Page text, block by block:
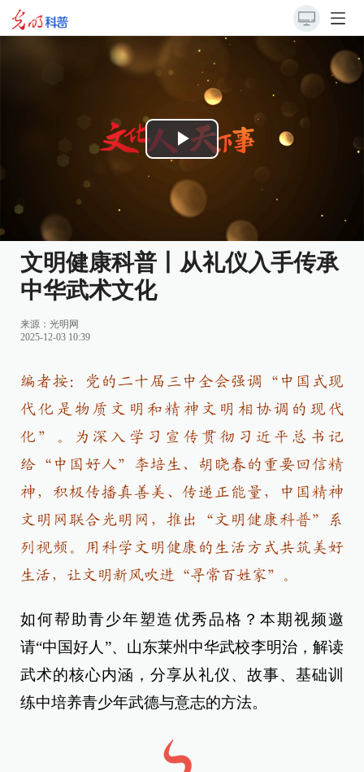
Play
Video
文明健康科普丨从礼仪入手传承
中华武术文化
来源： 光明网
2025-12-03 10:39
编者按：党的二十届三中全会强调“中国式现
代化是物质文明和精神文明相协调的现代
化”。为深入学习宣传贯彻习近平总书记
给“中国好人”李培生、胡晓春的重要回信精
神，积极传播真善美、传递正能量，中国精神
文明网联合光明网，推出“文明健康科普”系
列视频。用科学文明健康的生活方式共筑美好
生活，让文明新风吹进“寻常百姓家”。
如何帮助青少年塑造优秀品格？本期视频邀
请“中国好人”、山东莱州中华武校李明治，解读
武术的核心内涵，分享从礼仪、故事、基础训
练中培养青少年武德与意志的方法。